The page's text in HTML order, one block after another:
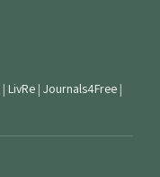
| LivRe | Journals4Free |